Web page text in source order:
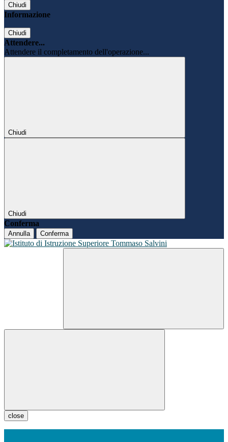
Chiudi
Informazione
Chiudi
Attendere...
Attendere il completamento dell'operazione...
Chiudi
Chiudi
Conferma
Annulla Conferma
close